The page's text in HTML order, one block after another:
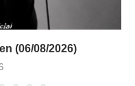
(06/08/2026)